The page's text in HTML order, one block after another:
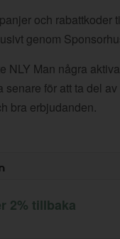
och rabattkoder
genom
NLY Man några
senare för att ta del
bra erbjudanden.
2% tillbaka